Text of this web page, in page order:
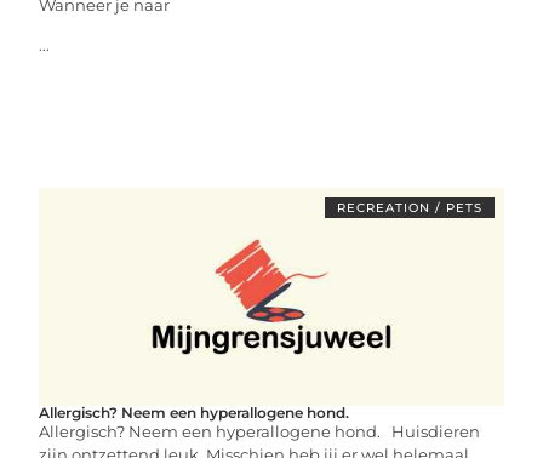
Wanneer je naar
...
RECREATION / PETS
Allergisch? Neem een hyperallogene hond.
Allergisch? Neem een hyperallogene hond. Huisdieren